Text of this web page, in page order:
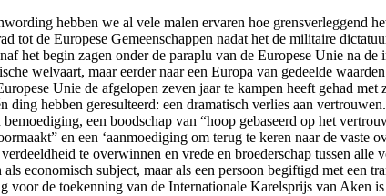
hebben we al vele malen ervaren hoe grensverleggend
tot de Europese Gemeenschappen nadat het de militaire
het begin zagen onder de paraplu van de Europese Unie na
welvaart, maar eerder naar een Europa van gedeelde
Unie de afgelopen zeven jaar te kampen heeft gehad
ding hebben geresulteerd: een dramatisch verlies aan
een boodschap van “hoop gebaseerd op het
en een ‘aanmoediging om terug te keren naar de
te overwinnen en vrede en broederschap tussen
economisch subject, maar als een persoon begiftigd met een
voor de toekenning van de Internationale Karelsprijs van